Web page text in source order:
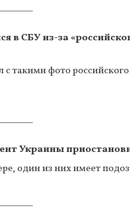
в СБУ из-за
с такими фото
Украины
один из них имеет